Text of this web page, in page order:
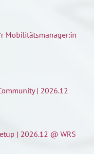
Mobilitätsmanager:in
| 2026.12
| 2026.12 @ WRS